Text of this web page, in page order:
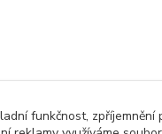
funkčnost,